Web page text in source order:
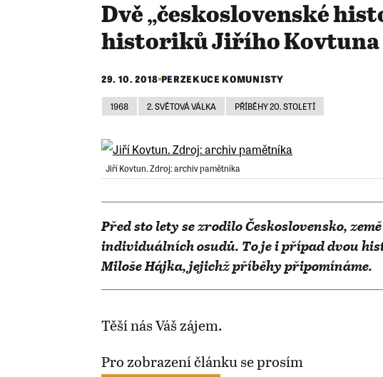
Dvě „československé
historiků Jiřího Kovtuna
29. 10. 2018 PERZEKUCE KOMUNISTY
1968 2. SVĚTOVÁ VÁLKA PŘÍBĚHY 20. STOLETÍ
Jiří Kovtun. Zdroj: archiv pamětníka
Před sto lety se zrodilo Československo,
individuálních osudů. To je i případ dvou
Miloše Hájka, jejichž příběhy připomínáme.
Těší nás Váš zájem.
Pro zobrazení článku se prosím